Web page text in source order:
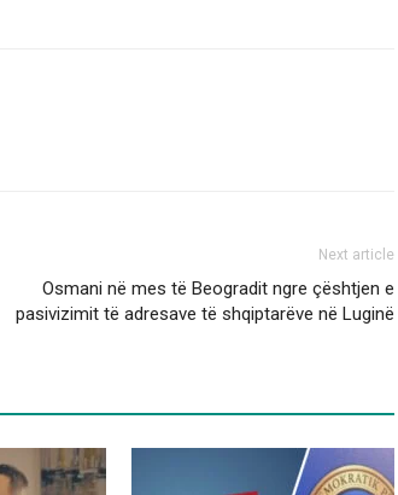
Next article
Osmani në mes të Beogradit ngre çështjen e
pasivizimit të adresave të shqiptarëve në Luginë